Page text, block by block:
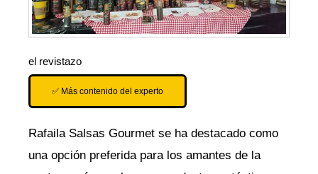
el revistazo
✅ Más contenido del experto
Rafaila Salsas Gourmet se ha destacado como
una opción preferida para los amantes de la